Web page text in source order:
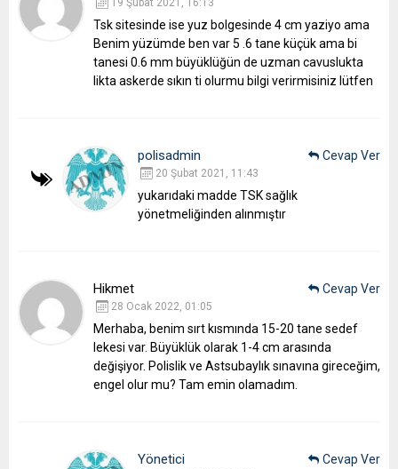
Tsk sitesinde ise yuz bolgesinde 4 cm yaziyo ama
Benim yüzümde ben var 5 .6 tane küçük ama bi
tanesi 0.6 mm büyüklüğün de uzman cavuslukta
likta askerde sıkın ti olurmu bilgi verirmisiniz lütfen
polisadmin
20 Şubat 2021, 11:43
yukarıdaki madde TSK sağlık
yönetmeliğinden alınmıştır
Cevap Ver
Hikmet
28 Ocak 2022, 01:05
Merhaba, benim sırt kısmında 15-20 tane sedef
lekesi var. Büyüklük olarak 1-4 cm arasında
değişiyor. Polislik ve Astsubaylık sınavına gireceğim,
engel olur mu? Tam emin olamadım.
Cevap Ver
Yönetici Cevap Ver